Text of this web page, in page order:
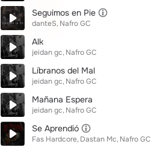
Seguimos en Pie
danteS Nafro GC
Alk
jeidan gc Nafro GC
Líbranos del Mal
jeidan gc Nafro GC
Mañana Espera
jeidan gc Nafro GC
Se Aprendió
Fas Hardcore Dastan Mc Nafro GC